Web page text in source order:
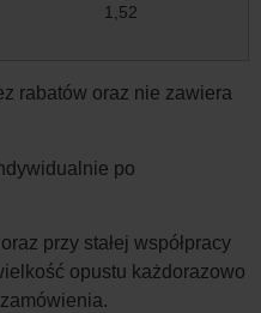
1,52
rabatów oraz nie zawiera
po
przy stałej współpracy
opustu każdorazowo